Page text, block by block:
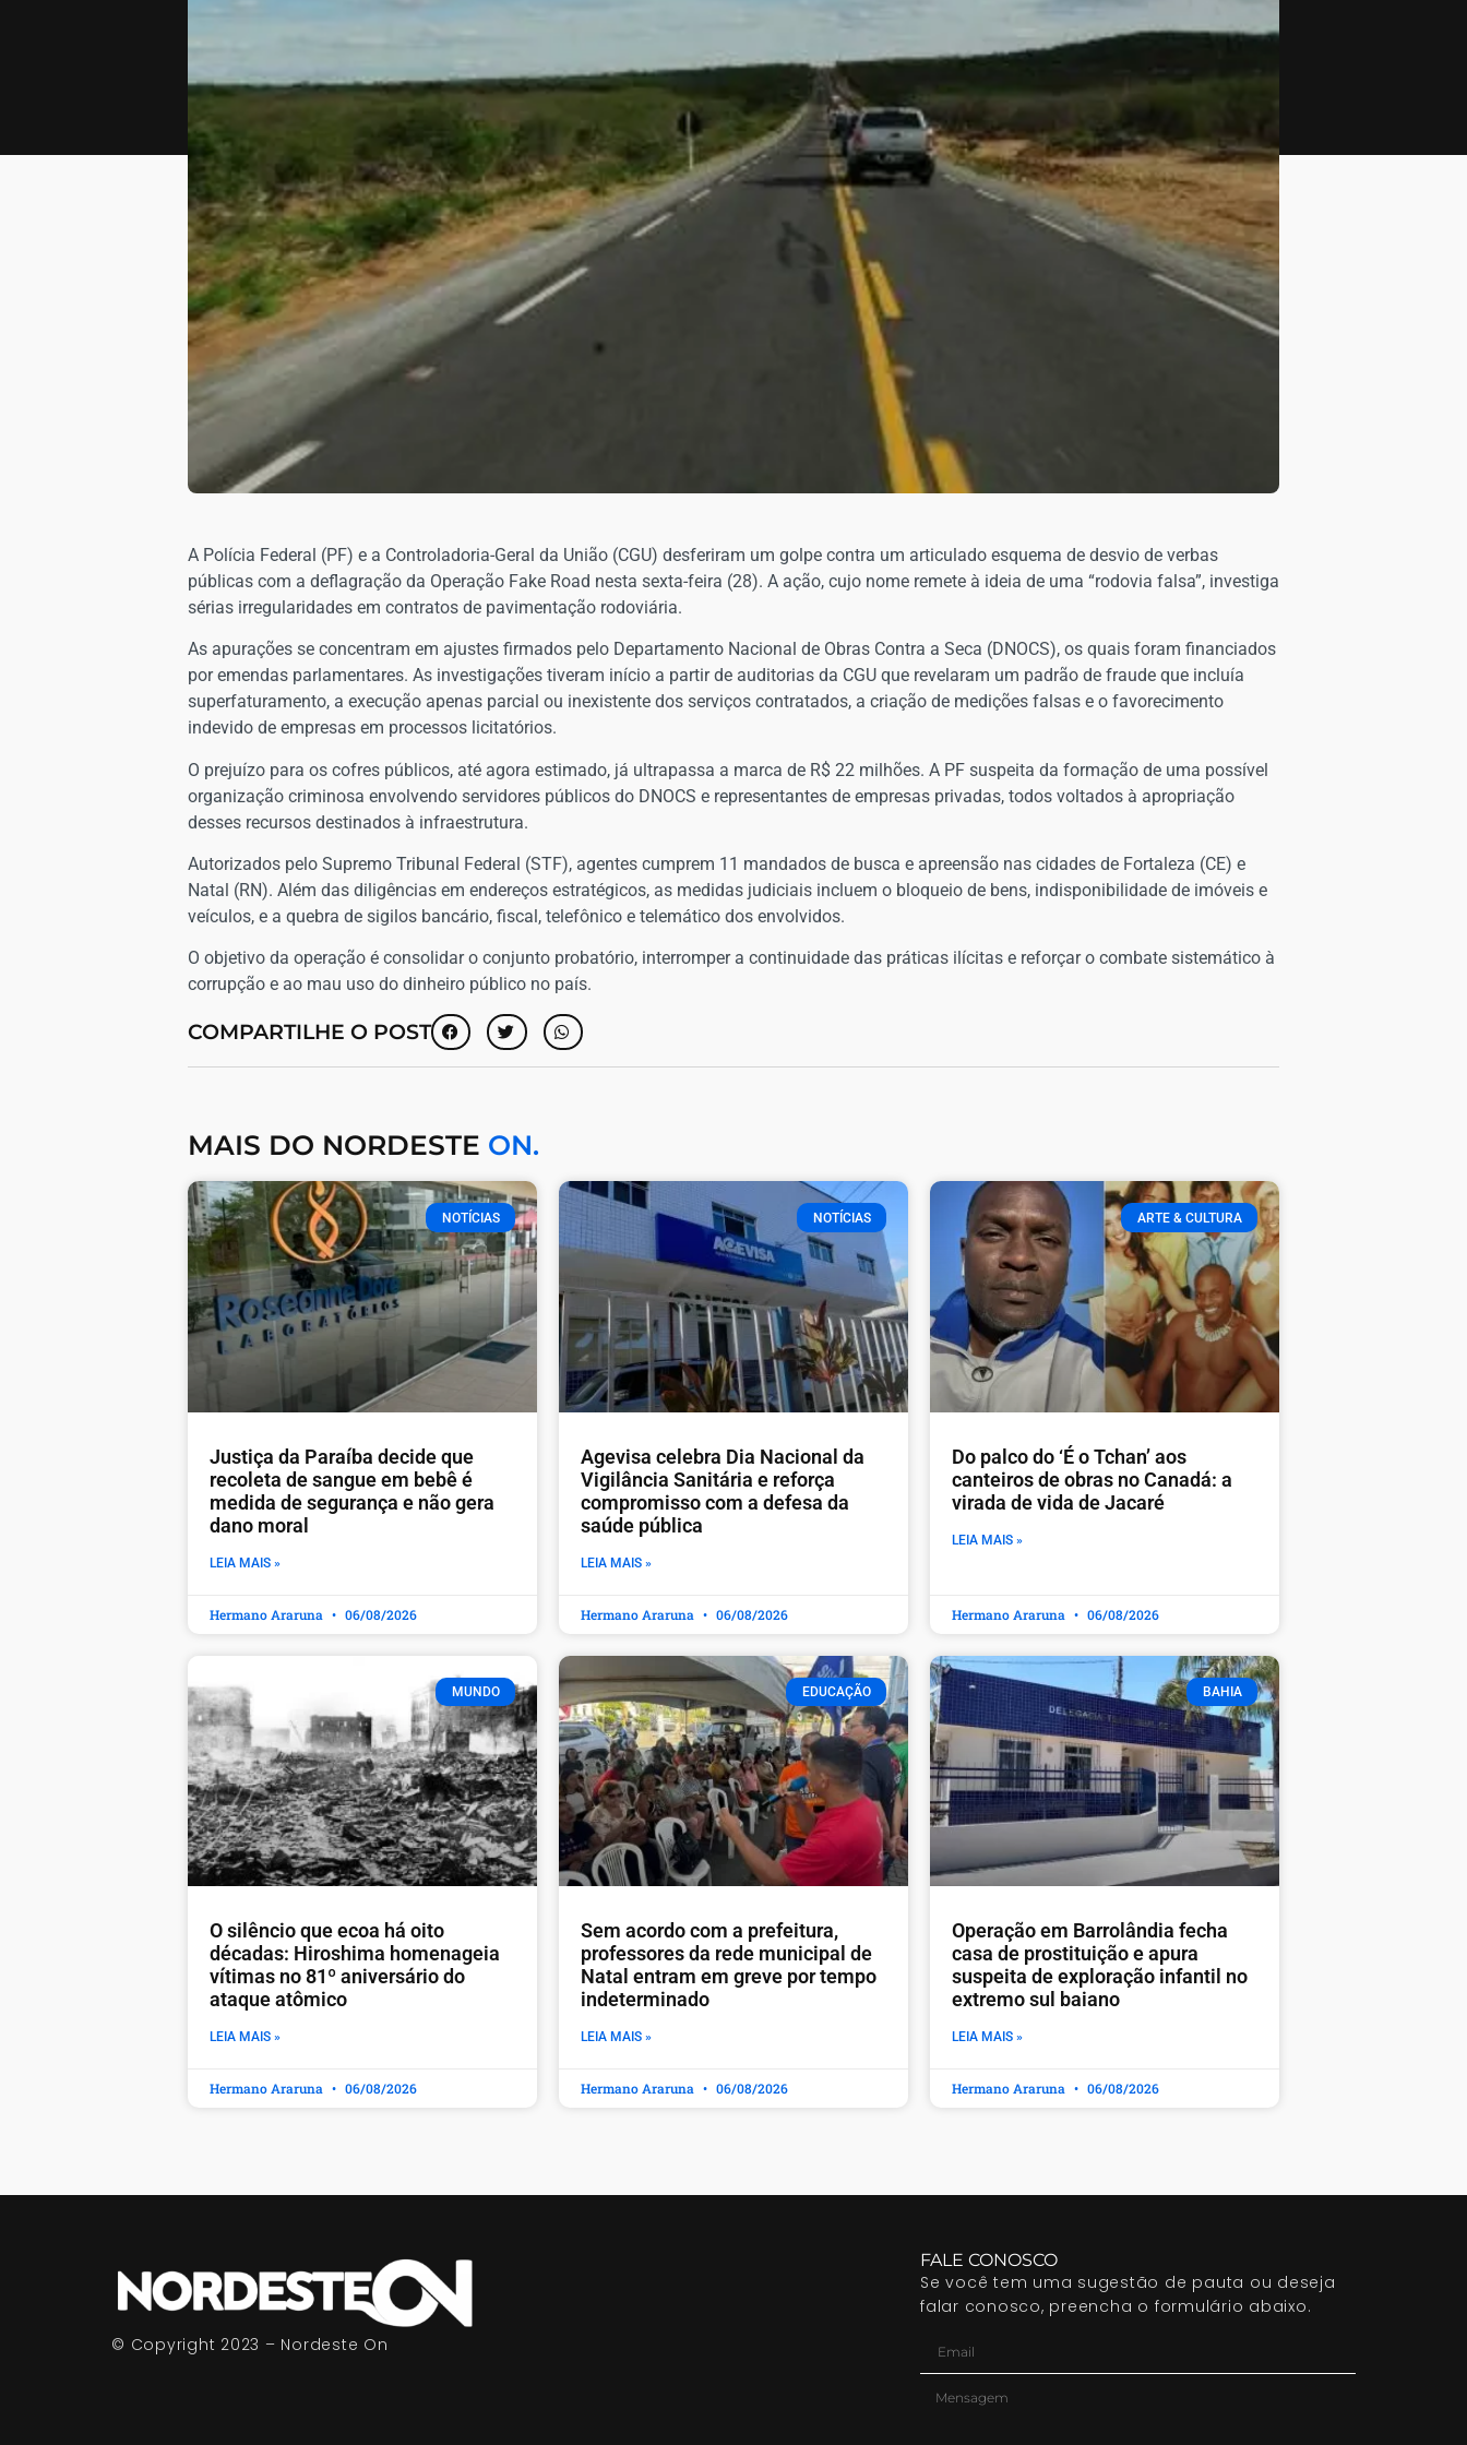
​A Polícia Federal (PF) e a Controladoria-Geral da União (CGU) desferiram um golpe contra um articulado esquema de desvio de verbas
públicas com a deflagração da Operação Fake Road nesta sexta-feira (28). A ação, cujo nome remete à ideia de uma “rodovia falsa”, investiga
sérias irregularidades em contratos de pavimentação rodoviária.
As apurações se concentram em ajustes firmados pelo Departamento Nacional de Obras Contra a Seca (DNOCS), os quais foram financiados
por emendas parlamentares. As investigações tiveram início a partir de auditorias da CGU que revelaram um padrão de fraude que incluía
superfaturamento, a execução apenas parcial ou inexistente dos serviços contratados, a criação de medições falsas e o favorecimento
indevido de empresas em processos licitatórios.
O prejuízo para os cofres públicos, até agora estimado, já ultrapassa a marca de R$ 22 milhões. A PF suspeita da formação de uma possível
organização criminosa envolvendo servidores públicos do DNOCS e representantes de empresas privadas, todos voltados à apropriação
desses recursos destinados à infraestrutura.
Autorizados pelo Supremo Tribunal Federal (STF), agentes cumprem 11 mandados de busca e apreensão nas cidades de Fortaleza (CE) e
Natal (RN). Além das diligências em endereços estratégicos, as medidas judiciais incluem o bloqueio de bens, indisponibilidade de imóveis e
veículos, e a quebra de sigilos bancário, fiscal, telefônico e telemático dos envolvidos.
​O objetivo da operação é consolidar o conjunto probatório, interromper a continuidade das práticas ilícitas e reforçar o combate sistemático à
corrupção e ao mau uso do dinheiro público no país.
COMPARTILHE O POST
MAIS DO NORDESTE ON.
NOTÍCIAS
Justiça da Paraíba decide que
recoleta de sangue em bebê é
medida de segurança e não gera
dano moral
LEIA MAIS »
Hermano Araruna 06/08/2026
NOTÍCIAS
Agevisa celebra Dia Nacional da
Vigilância Sanitária e reforça
compromisso com a defesa da
saúde pública
LEIA MAIS »
Hermano Araruna 06/08/2026
ARTE & CULTURA
Do palco do ‘É o Tchan’ aos
canteiros de obras no Canadá: a
virada de vida de Jacaré
LEIA MAIS »
Hermano Araruna 06/08/2026
MUNDO
O silêncio que ecoa há oito
décadas: Hiroshima homenageia
vítimas no 81º aniversário do
ataque atômico
LEIA MAIS »
Hermano Araruna 06/08/2026
EDUCAÇÃO
​Sem acordo com a prefeitura,
professores da rede municipal de
Natal entram em greve por tempo
indeterminado
LEIA MAIS »
Hermano Araruna 06/08/2026
BAHIA
Operação em Barrolândia fecha
casa de prostituição e apura
suspeita de exploração infantil no
extremo sul baiano
LEIA MAIS »
Hermano Araruna 06/08/2026
© Copyright 2023 – Nordeste On
FALE CONOSCO
Se você tem uma sugestão de pauta ou deseja
falar conosco, preencha o formulário abaixo.